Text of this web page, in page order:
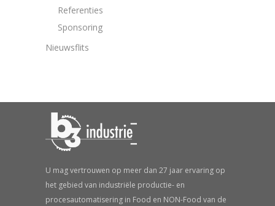
Referenties
Sponsoring
Nieuwsflits
U mag vertrouwen op meer dan 27 jaar ervaring op
het gebied van industriële productie- en
procesautomatisering in Food en NON-Food van de